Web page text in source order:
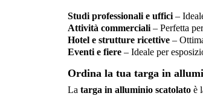
Studi professionali e uffici –
Attività commerciali – Perfetta
Hotel e strutture ricettive –
Eventi e fiere – Ideale per
Ordina la tua targa in
La targa in alluminio scatolato è